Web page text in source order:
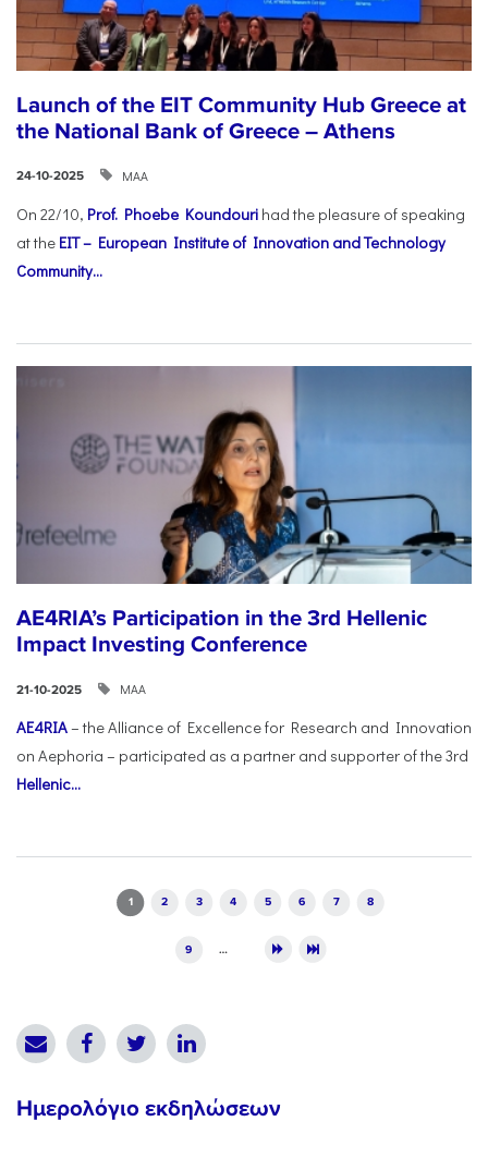
Launch of the EIT Community Hub Greece at
the National Bank of Greece – Athens
24-10-2025 ΜΑΑ
On 22/10, Prof. Phoebe Koundouri had the pleasure of speaking
at the EIT – European Institute of Innovation and Technology
Community...
AE4RIA’s Participation in the 3rd Hellenic
Impact Investing Conference
21-10-2025 ΜΑΑ
AE4RIA– the Alliance of Excellence for Research and Innovation
on Aephoria – participated as a partner and supporter of the 3rd
Hellenic...
1 2 3 4 5 6 7 8
9 …
Ημερολόγιο εκδηλώσεων